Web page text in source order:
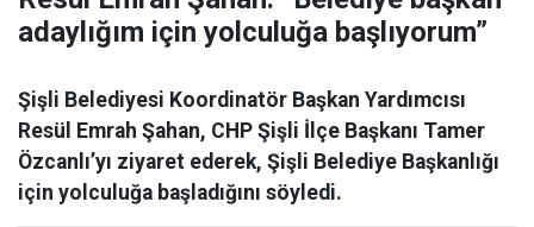
adaylığım için yolculuğa başlıyorum”
Şişli Belediyesi Koordinatör Başkan Yardımcısı
Resül Emrah Şahan, CHP Şişli İlçe Başkanı Tamer
Özcanlı’yı ziyaret ederek, Şişli Belediye Başkanlığı
için yolculuğa başladığını söyledi.